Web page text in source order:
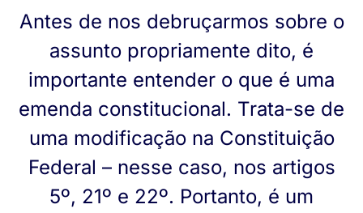
Antes de nos debruçarmos sobre o
assunto propriamente dito, é
importante entender o que é uma
emenda constitucional. Trata-se de
uma modificação na Constituição
Federal – nesse caso, nos artigos
5º, 21º e 22º. Portanto, é um